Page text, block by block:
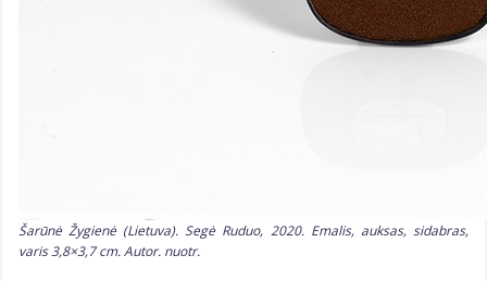
Šarūnė Žygienė (Lietuva). Segė Ruduo, 2020. Emalis, auksas, sidabras,
varis 3,8×3,7 cm. Autor. nuotr.